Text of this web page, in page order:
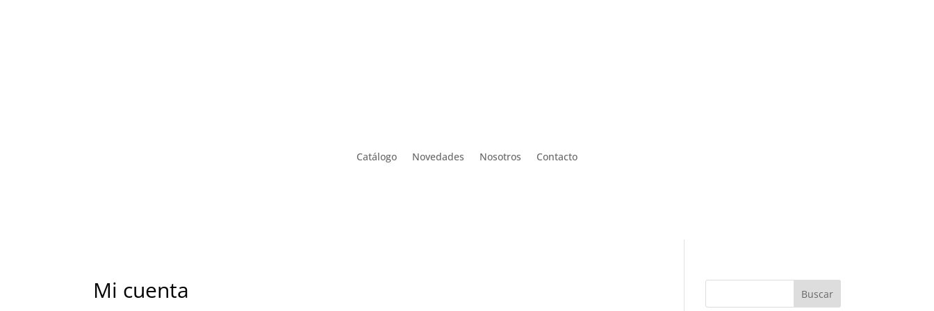
Catálogo Novedades Nosotros Contacto
Mi cuenta